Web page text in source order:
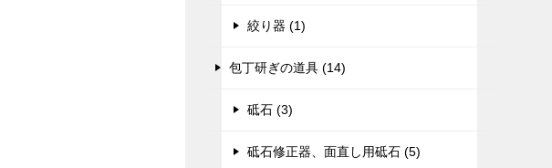
絞り器 (1)
包丁研ぎの道具 (14)
砥石 (3)
砥石修正器、面直し用砥石 (5)